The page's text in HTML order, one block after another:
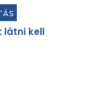
látni kell